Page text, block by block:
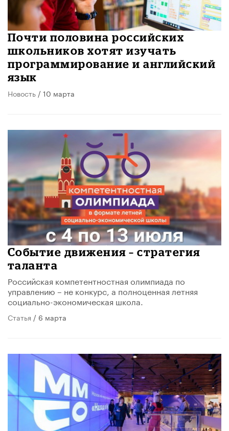
Почти половина российских
школьников хотят изучать
программирование и английский
язык
Новость / 10 марта
Событие движения – стратегия
таланта
Российская компетентностная олимпиада по
управлению – не конкурс, а полноценная летняя
социально-экономическая школа.
Статья / 6 марта